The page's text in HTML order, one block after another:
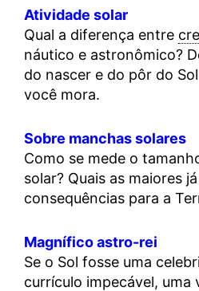
Atividade solar
Qual a diferença entre
náutico e astronômico?
do nascer e do pôr do
você mora.
Sobre manchas solares
Como se mede o
solar? Quais as maiores
consequências para a
Magnífico astro-rei
Se o Sol fosse uma
currículo impecável, uma